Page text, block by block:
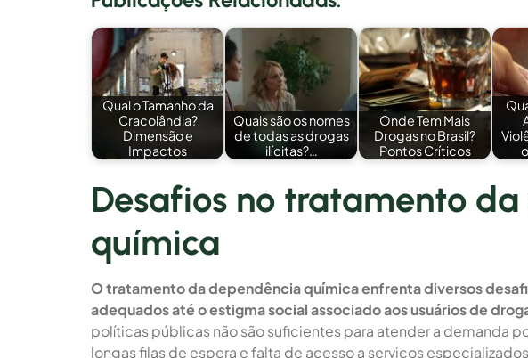
Qual o Tamanho da
Cracolândia?
Dimensão e
Impactos
Quais são os nomes
de todas as drogas
ilícitas?…
Onde Tem Mais
Drogas no Brasil?
Pontos Críticos
Desafios no tratamento
química
O tratamento da dependência química enfrenta diversos
adequados até o estigma social associado aos usuários de
políticas públicas não são suficientes para atender a demanda
longas filas de espera e falta de acesso a serviços